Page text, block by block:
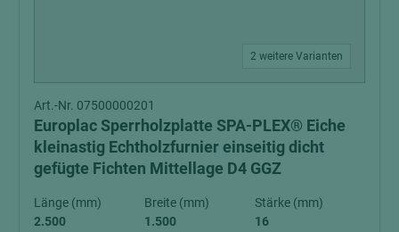
2 weitere Varianten
Art.-Nr. 07500000201
Europlac Sperrholzplatte SPA-PLEX® Eiche
kleinastig Echtholzfurnier einseitig dicht
gefügte Fichten Mittellage D4 GGZ
Länge (mm)
2.500
Breite (mm)
1.500
Stärke (mm)
16